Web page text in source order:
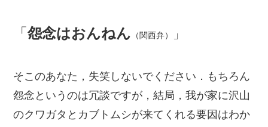
「怨念はおんねん （関西弁） 」
そこのあなた，失笑しないでください．もちろん
怨念というのは冗談ですが，結局，我が家に沢山
のクワガタとカブトムシが来てくれる要因はわか